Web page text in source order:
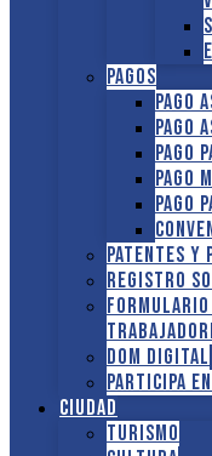
Pagos
Pago
Pago
Pago
Pago
Pago
Patentes y
Registro
DOM Digital
Participa
Ciudad
Turismo